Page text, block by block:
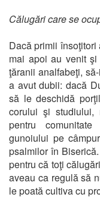
Călugări care se
Dacă primii
mai apoi au venit
ţăranii analfabeţi,
a avut dubii: dacă
să le deschidă
corului şi
pentru
gunoiului pe
psalmilor în
pentru că toţi
aveau ca regulă să
le poată cultiva cu